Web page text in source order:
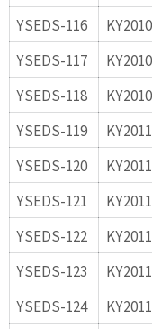
YSEDS-116
YSEDS-117
YSEDS-118
YSEDS-119
YSEDS-120
YSEDS-121
YSEDS-122
YSEDS-123
YSEDS-124